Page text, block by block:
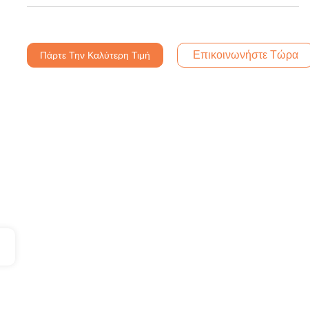
Πάρτε Την Καλύτερη Τιμή Επικοινωνήστε Τώρα